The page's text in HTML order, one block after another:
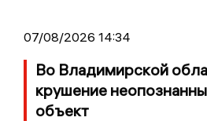
07/08/2026 14:34
Во Владимирской
крушение
объект